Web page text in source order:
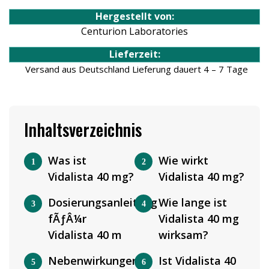
Hergestellt von:
Centurion Laboratories
Lieferzeit:
Versand aus Deutschland Lieferung dauert 4 – 7 Tage
Inhaltsverzeichnis
Was ist
Vidalista 40 mg?
Wie wirkt
Vidalista 40 mg?
Dosierungsanleitung
fÃƒÂ¼r
Vidalista 40 m
Wie lange ist
Vidalista 40 mg
wirksam?
Nebenwirkungen
Ist Vidalista 40